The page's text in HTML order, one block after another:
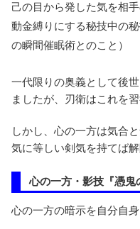
己の目から発した気を相
動金縛りにする秘技中の
の瞬間催眠術とのこと）
一代限りの奥義として後
ましたが、刃衛はこれを習
しかし、心の一方は気合
気に等しい剣気を持てば
心の一方・影技『憑鬼
心の一方の暗示を自分自身